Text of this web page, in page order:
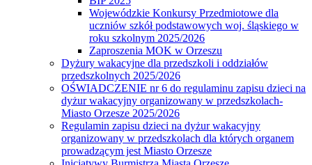
Wojewódzkie Konkursy Przedmiotowe dla
uczniów szkół podstawowych woj. śląskiego w
roku szkolnym 2025/2026
Zaproszenia MOK w Orzeszu
Dyżury wakacyjne dla przedszkoli i oddziałów
przedszkolnych 2025/2026
OŚWIADCZENIE nr 6 do regulaminu zapisu dzieci na
dyżur wakacyjny organizowany w przedszkolach-
Miasto Orzesze 2025/2026
Regulamin zapisu dzieci na dyżur wakacyjny
organizowany w przedszkolach dla których organem
prowadzącym jest Miasto Orzesze